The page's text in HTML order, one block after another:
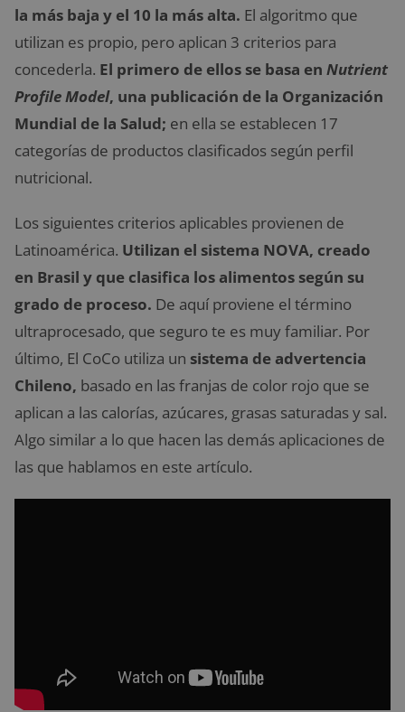
la más baja y el 10 la más alta. El algoritmo que
utilizan es propio, pero aplican 3 criterios para
concederla. El primero de ellos se basa en Nutrient
Profile Model, una publicación de la Organización
Mundial de la Salud; en ella se establecen 17
categorías de productos clasificados según perfil
nutricional.
Los siguientes criterios aplicables provienen de
Latinoamérica. Utilizan el sistema NOVA, creado
en Brasil y que clasifica los alimentos según su
grado de proceso. De aquí proviene el término
ultraprocesado, que seguro te es muy familiar. Por
último, El CoCo utiliza un sistema de advertencia
Chileno, basado en las franjas de color rojo que se
aplican a las calorías, azúcares, grasas saturadas y sal.
Algo similar a lo que hacen las demás aplicaciones de
las que hablamos en este artículo.